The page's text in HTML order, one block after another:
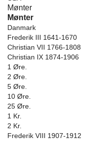
Mønter
Mønter
Danmark
Frederik III 1641-1670
Christian VII 1766-1808
Christian IX 1874-1906
1 Øre.
2 Øre.
5 Øre.
10 Øre.
25 Øre.
1 Kr.
2 Kr.
Frederik VIII 1907-1912